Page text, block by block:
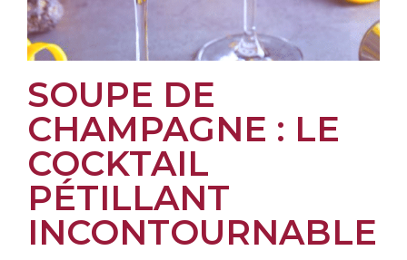
SOUPE DE
CHAMPAGNE : LE
COCKTAIL
PÉTILLANT
INCONTOURNABLE